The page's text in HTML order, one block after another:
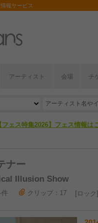
報サービス
アーティスト 会場 チ
ライブ動員ランキング】2026年
フェス特集2026】フェス情報は
ナー
Illusion Show
件 クリップ：17 ロック